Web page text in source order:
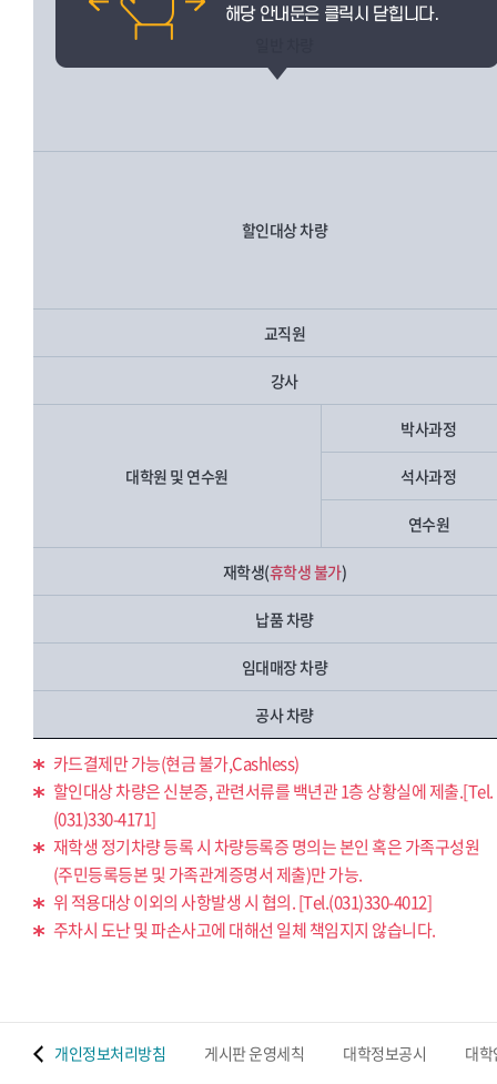
할인대상 차량
교직원
강사
대학원 및 연수원
박사과정
석사과정
연수원
재학생(휴학생 불가)
납품 차량
임대매장 차량
공사 차량
카드결제만 가능(현금 불가,Cashless)
할인대상 차량은 신분증, 관련서류를 백년관 1층 상황실에 제출.[Tel.
(031)330-4171]
재학생 정기차량 등록 시 차량등록증 명의는 본인 혹은 가족구성원
(주민등록등본 및 가족관계증명서 제출)만 가능.
위 적용대상 이외의 사항발생 시 협의. [Tel.(031)330-4012]
주차시 도난 및 파손사고에 대해선 일체 책임지지 않습니다.
개인정보처리방침 게시판 운영세칙 대학정보공시 대